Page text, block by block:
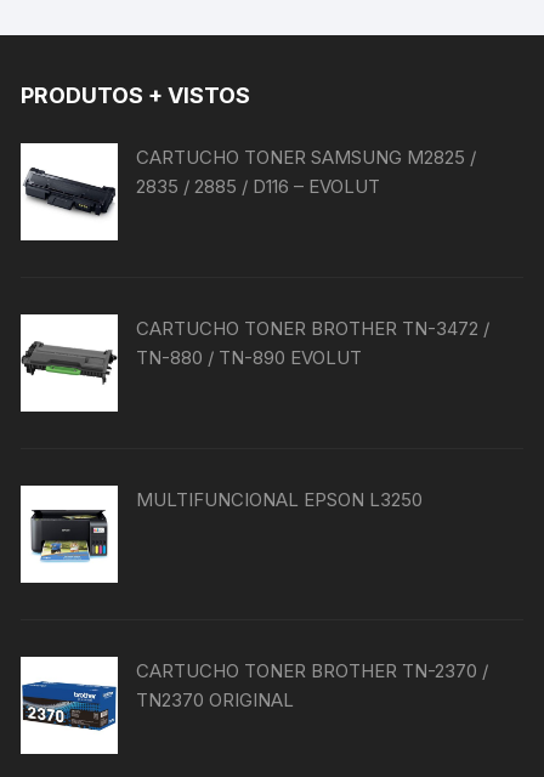
PRODUTOS + VISTOS
CARTUCHO TONER SAMSUNG M2825 /
2835 / 2885 / D116 – EVOLUT
CARTUCHO TONER BROTHER TN-3472 /
TN-880 / TN-890 EVOLUT
MULTIFUNCIONAL EPSON L3250
CARTUCHO TONER BROTHER TN-2370 /
TN2370 ORIGINAL